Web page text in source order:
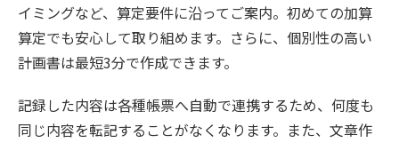
イミングなど、算定要件に沿ってご案内。初めての加算
算定でも安心して取り組めます。さらに、個別性の高い
計画書は最短3分で作成できます。
記録した内容は各種帳票へ自動で連携するため、何度も
同じ内容を転記することがなくなります。また、文章作